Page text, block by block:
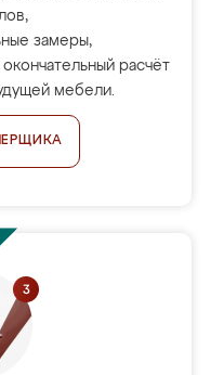
замеры,
расчёт
мебели.